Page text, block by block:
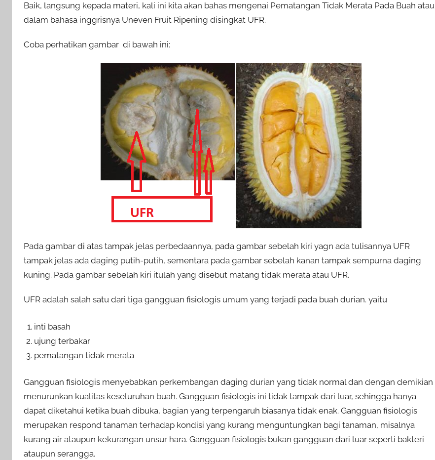
Baik, langsung kepada materi, kali ini kita akan bahas mengenai Pematangan Tidak Merata Pada Buah atau
dalam bahasa inggrisnya Uneven Fruit Ripening disingkat UFR.
Coba perhatikan gambar di bawah ini:
Pada gambar di atas tampak jelas perbedaannya, pada gambar sebelah kiri yagn ada tulisannya UFR
tampak jelas ada daging putih-putih, sementara pada gambar sebelah kanan tampak sempurna daging
kuning. Pada gambar sebelah kiri itulah yang disebut matang tidak merata atau UFR.
UFR adalah salah satu dari tiga gangguan fisiologis umum yang terjadi pada buah durian. yaitu
inti basah
ujung terbakar
pematangan tidak merata
Gangguan fisiologis menyebabkan perkembangan daging durian yang tidak normal dan dengan demikian
menurunkan kualitas keseluruhan buah. Gangguan fisiologis ini tidak tampak dari luar, sehingga hanya
dapat diketahui ketika buah dibuka, bagian yang terpengaruh biasanya tidak enak. Gangguan fisiologis
merupakan respond tanaman terhadap kondisi yang kurang menguntungkan bagi tanaman, misalnya
kurang air ataupun kekurangan unsur hara. Gangguan fisiologis bukan gangguan dari luar seperti bakteri
ataupun serangga.